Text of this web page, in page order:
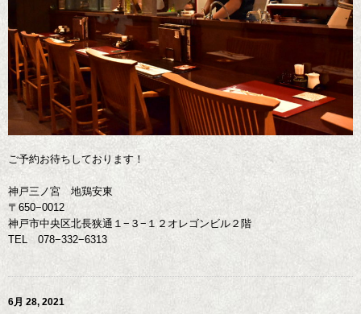
ご予約お待ちしております！
神戸三ノ宮 地鶏安東
〒650−0012
神戸市中央区北長狭通１−３−１２オレゴンビル２階
TEL 078−332−6313
6月 28, 2021